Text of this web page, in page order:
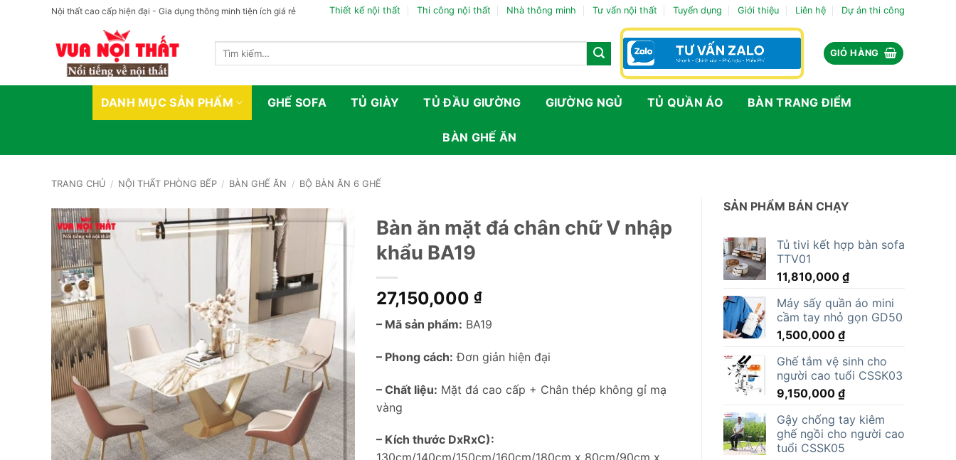
Nội thất cao cấp hiện đại - Gia dụng thông minh tiện ích giá rẻ Thiết kế nội thất Thi công nội thất Nhà thông minh Tư vấn nội thất Tuyển dụng Giới thiệu Liên hệ Dự án thi công
Tìm
GIỎ HÀNG
DANH MỤC SẢN PHẨM GHẾ SOFA TỦ GIÀY TỦ ĐẦU GIƯỜNG GIƯỜNG NGỦ TỦ QUẦN ÁO BÀN TRANG ĐIỂM
BÀN GHẾ ĂN
TRANG CHỦ / NỘI THẤT PHÒNG BẾP / BÀN GHẾ ĂN / BỘ BÀN ĂN 6 GHẾ
SẢN PHẨM BÁN CHẠY
Tủ tivi kết hợp bàn sofa
TTV01
11,810,000 ₫
Máy sấy quần áo mini
cầm tay nhỏ gọn GD50
1,500,000 ₫
Ghế tắm vệ sinh cho
người cao tuổi CSSK03
9,150,000 ₫
Gậy chống tay kiêm
ghế ngồi cho người cao
tuổi CSSK05
Bàn ăn mặt đá chân chữ V nhập
khẩu BA19
27,150,000 ₫
– Mã sản phẩm: BA19
– Phong cách: Đơn giản hiện đại
– Chất liệu: Mặt đá cao cấp + Chân thép không gỉ mạ
vàng
– Kích thước DxRxC):